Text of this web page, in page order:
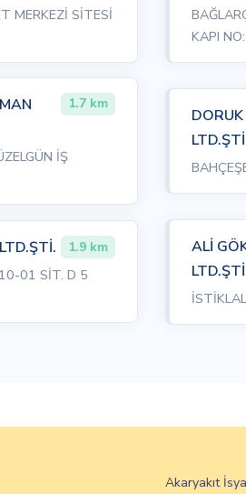
MERKEZİ SİTESİ
KAPI
1.7 km
İŞ
1.9 km
10-01 SİT. D 5
ALİ
Akaryakıt